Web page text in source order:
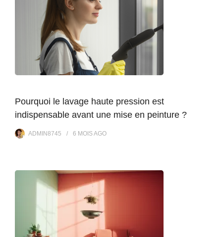
Pourquoi le lavage haute pression est
indispensable avant une mise en peinture ?
ADMIN8745 6 MOISAGO